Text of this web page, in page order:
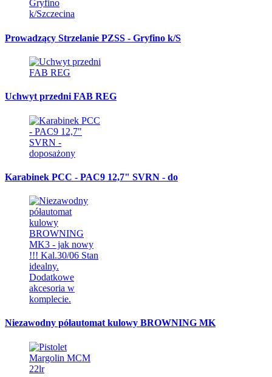
Prowadzący Strzelanie PZSS - Gryfino k/S
Uchwyt przedni FAB REG
Karabinek PCC - PAC9 12,7" SVRN - do
Niezawodny półautomat kulowy BROWNING MK